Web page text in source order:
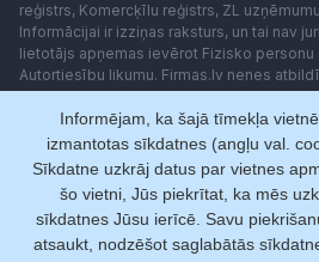
reģistrs, Komercķīlu reģistrs, ZL
Informācijai ir izziņas raksturs, un tai nav
lietotājs apņemas ievērot Fizisko personu
Autortiesību likumu. Firmas.lv nenes
lēmumiem, kas balstīti uz saņemto
izmantot jebkādas automatizētas
piekļuvei sistēmai bez rakstiskas
redaktore: Ingūna Pempere.
Lietošanas noteikumi
Privātuma politika
Informējam, ka šajā tīmekļa
izmantotas sīkdatnes (angļu val.
Sīkdatne uzkrāj datus par vietnes
šo vietni, Jūs piekrītat, ka mēs
sīkdatnes Jūsu ierīcē. Savu
atsaukt, nodzēšot saglabātās